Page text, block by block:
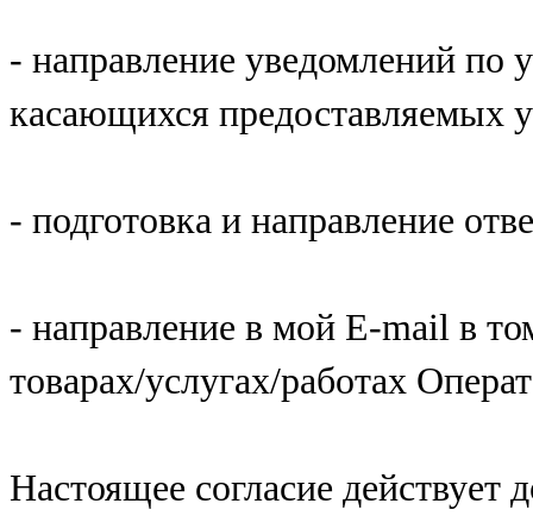
- направление уведомлений по
касающихся предоставляемых
- подготовка и направление
- направление в мой E-mail в
товарах/услугах/работах
Настоящее согласие действует